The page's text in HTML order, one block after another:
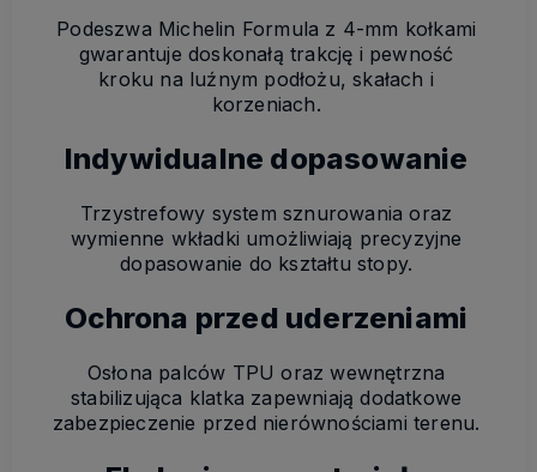
Podeszwa Michelin Formula z 4-mm kołkami
gwarantuje doskonałą trakcję i pewność
kroku na luźnym podłożu, skałach i
korzeniach.
Indywidualne dopasowanie
Trzystrefowy system sznurowania oraz
wymienne wkładki umożliwiają precyzyjne
dopasowanie do kształtu stopy.
Ochrona przed uderzeniami
Osłona palców TPU oraz wewnętrzna
stabilizująca klatka zapewniają dodatkowe
zabezpieczenie przed nierównościami terenu.